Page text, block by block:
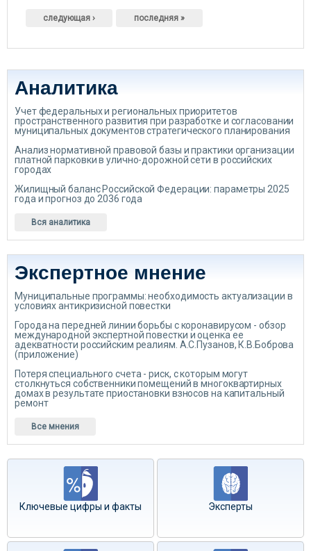
следующая › последняя »
Аналитика
Учет федеральных и региональных приоритетов
пространственного развития при разработке и согласовании
муниципальных документов стратегического планирования
Анализ нормативной правовой базы и практики организации
платной парковки в улично-дорожной сети в российских
городах
Жилищный баланс Российской Федерации: параметры 2025
года и прогноз до 2036 года
Вся аналитика
Экспертное мнение
Муниципальные программы: необходимость актуализации в
условиях антикризисной повестки
Города на передней линии борьбы с коронавирусом - обзор
международной экспертной повестки и оценка ее
адекватности российским реалиям. А.С.Пузанов, К.В.Боброва
(приложение)
Потеря специального счета - риск, с которым могут
столкнуться собственники помещений в многоквартирных
домах в результате приостановки взносов на капитальный
ремонт
Все мнения
Ключевые цифры и факты Эксперты